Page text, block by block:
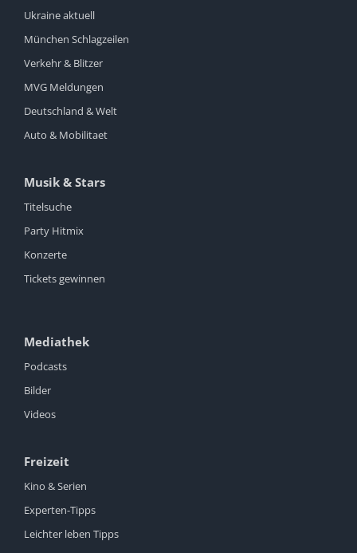
Ukraine aktuell
München Schlagzeilen
Verkehr & Blitzer
MVG Meldungen
Deutschland & Welt
Auto & Mobilitaet
Musik & Stars
Titelsuche
Party Hitmix
Konzerte
Tickets gewinnen
Mediathek
Podcasts
Bilder
Videos
Freizeit
Kino & Serien
Experten-Tipps
Leichter leben Tipps